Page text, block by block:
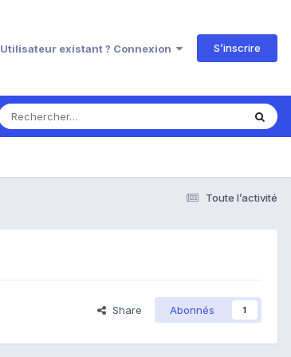
Utilisateur existant ? Connexion S’inscrire
Toute l’activité
Share Abonnés 1